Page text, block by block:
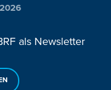
als Newsletter